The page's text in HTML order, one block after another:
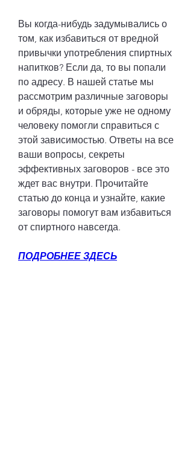
Вы когда-нибудь задумывались о
том, как избавиться от вредной
привычки употребления спиртных
напитков? Если да, то вы попали
по адресу. В нашей статье мы
рассмотрим различные заговоры
и обряды, которые уже не одному
человеку помогли справиться с
этой зависимостью. Ответы на все
ваши вопросы, секреты
эффективных заговоров - все это
ждет вас внутри. Прочитайте
статью до конца и узнайте, какие
заговоры помогут вам избавиться
от спиртного навсегда.
ПОДРОБНЕЕ ЗДЕСЬ